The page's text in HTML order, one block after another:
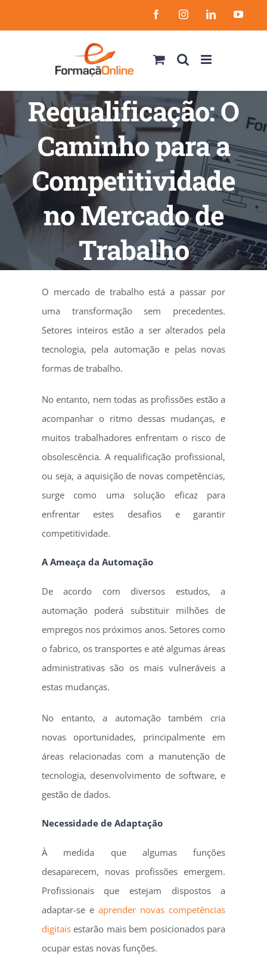
to
FacebookInstagramLinkedIn
Requalificação: O
Caminho para a
Competitividade
no Mercado de
Trabalho
O mercado de trabalho está a passar por
uma transformação sem precedentes.
Setores inteiros estão a ser alterados pela
tecnologia, pela automação e pelas novas
formas de trabalho.
No entanto, nem todas as profissões estão a
acompanhar o ritmo dessas mudanças, e
muitos trabalhadores enfrentam o risco de
obsolescência. A requalificação profissional,
ou seja, a aquisição de novas competências,
surge como uma solução eficaz para
enfrentar estes desafios e garantir
competitividade.
A Ameaça da Automação
De acordo com diversos estudos, a
automação poderá substituir milhões de
empregos nos próximos anos. Setores como
o fabrico, os transportes e até algumas áreas
administrativas são os mais vulneráveis a
estas mudanças.
No entanto, a automação também cria
novas oportunidades, principalmente em
áreas relacionadas com a manutenção de
tecnologia, desenvolvimento de software, e
gestão de dados.
Necessidade de Adaptação
À medida que algumas funções
desaparecem, novas profissões emergem.
Profissionais que estejam dispostos a
adaptar-se e aprender novas competências
digitaisestarão mais bem posicionados para
ocupar estas novas funções.